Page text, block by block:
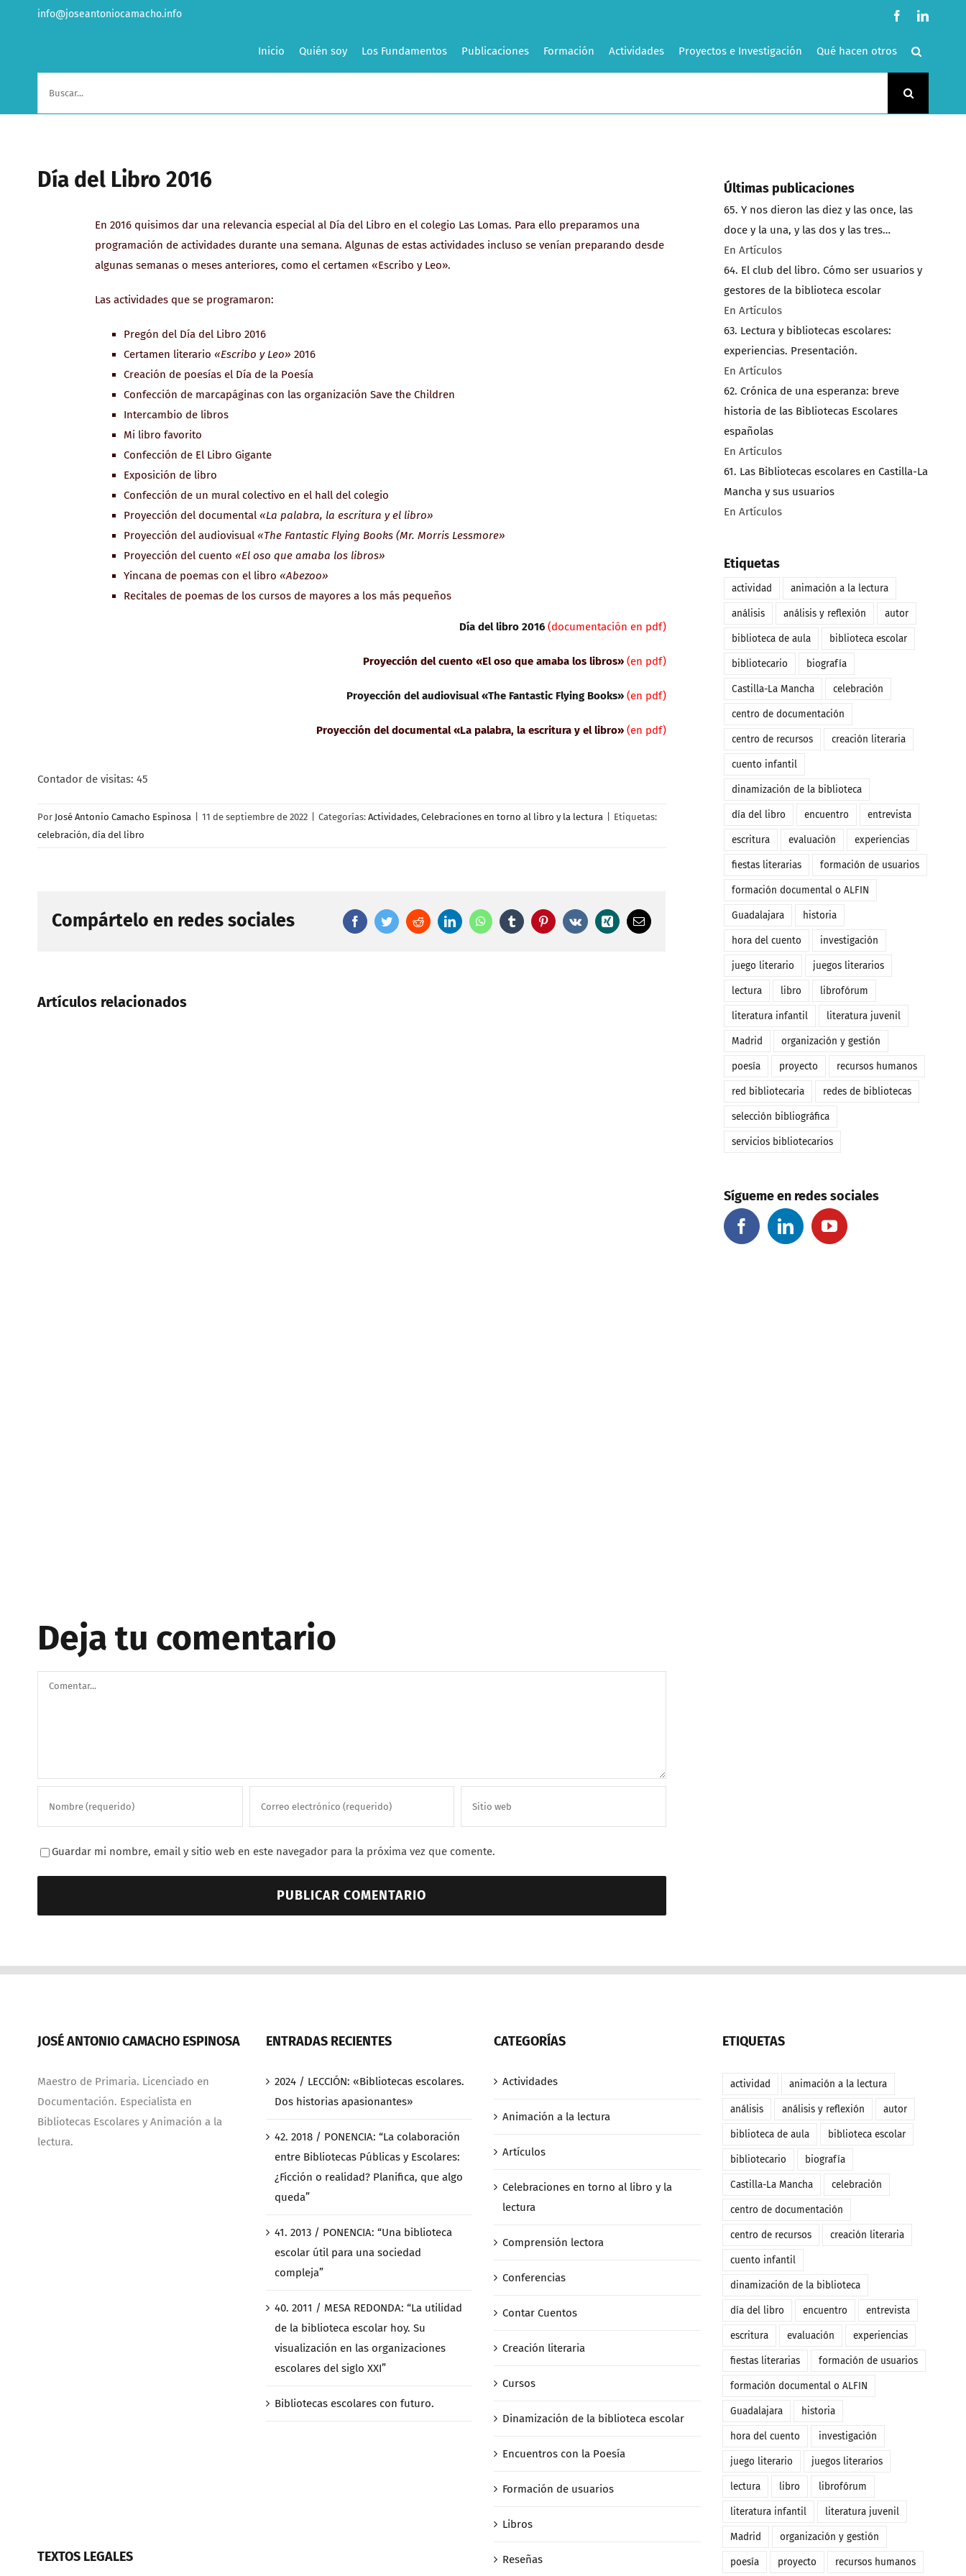
info@joseantoniocamacho.info Facebook
Inicio Quién soy Los Fundamentos Publicaciones Formación Actividades Proyectos e Investigación Qué hacen otros
Día del Libro 2016
En 2016 quisimos dar una relevancia especial al Día del Libro en el colegio Las Lomas. Para ello preparamos una
programación de actividades durante una semana. Algunas de estas actividades incluso se venían preparando desde
algunas semanas o meses anteriores, como el certamen «Escribo y Leo».
Las actividades que se programaron:
Pregón del Día del Libro 2016
Certamen literario «Escribo y Leo» 2016
Creación de poesías el Día de la Poesía
Confección de marcapáginas con las organización Save the Children
Intercambio de libros
Mi libro favorito
Confección de El Libro Gigante
Exposición de libro
Confección de un mural colectivo en el hall del colegio
Proyección del documental «La palabra, la escritura y el libro»
Proyección del audiovisual «The Fantastic Flying Books (Mr. Morris Lessmore»
Proyección del cuento «El oso que amaba los libros»
Yincana de poemas con el libro «Abezoo»
Recitales de poemas de los cursos de mayores a los más pequeños
Día del libro 2016 (documentación en pdf)
Proyección del cuento «El oso que amaba los libros» (en pdf)
Proyección del audiovisual «The Fantastic Flying Books»(en pdf)
Proyección del documental «La palabra, la escritura y el libro» (en pdf)
Contador de visitas: 45
Por José Antonio Camacho Espinosa 11 de septiembre de 2022 Categorías: Actividades, Celebraciones en torno al libro y la lectura
Etiquetas:
celebración, día del libro
Compártelo en redes sociales FacebookTwitterRedditLinkedInWhatsAppTumblr Pinterest
Vk Xing
Correo
electrónico
Artículos relacionados
Deja tu comentario
Comentar
Guardar mi nombre, email y sitio web en este navegador para la próxima vez que comente.
Últimas publicaciones
65. Y nos dieron las diez y las once, las
doce y la una, y las dos y las tres…
En Artículos
64. El club del libro. Cómo ser usuarios y
gestores de la biblioteca escolar
En Artículos
63. Lectura y bibliotecas escolares:
experiencias. Presentación.
En Artículos
62. Crónica de una esperanza: breve
historia de las Bibliotecas Escolares
españolas
En Artículos
61. Las Bibliotecas escolares en Castilla-La
Mancha y sus usuarios
En Artículos
Etiquetas
actividad animación a la lectura
análisis análisis y reflexión autor
biblioteca de aula biblioteca escolar
bibliotecario biografía
Castilla-La Mancha celebración
centro de documentación
centro de recursos creación literaria
cuento infantil
dinamización de la biblioteca
día del libro encuentro entrevista
escritura evaluación experiencias
fiestas literarias formación de usuarios
formación documental o ALFIN
Guadalajara historia
hora del cuento investigación
juego literario juegos literarios
lectura libro librofórum
literatura infantil literatura juvenil
Madrid organización y gestión
poesía proyecto recursos humanos
red bibliotecaria redes de bibliotecas
selección bibliográfica
servicios bibliotecarios
Sígueme en redes sociales
JOSÉ ANTONIO CAMACHO ESPINOSA
Maestro de Primaria. Licenciado en
Documentación. Especialista en
Bibliotecas Escolares y Animación a la
lectura.
TEXTOS LEGALES
ENTRADAS RECIENTES
2024 / LECCIÓN: «Bibliotecas escolares.
Dos historias apasionantes»
42. 2018 / PONENCIA: “La colaboración
entre Bibliotecas Públicas y Escolares:
¿Ficción o realidad? Planifica, que algo
queda”
41. 2013 / PONENCIA: “Una biblioteca
escolar útil para una sociedad
compleja”
40. 2011 / MESA REDONDA: “La utilidad
de la biblioteca escolar hoy. Su
visualización en las organizaciones
escolares del siglo XXI”
Bibliotecas escolares con futuro.
CATEGORÍAS
Actividades
Animación a la lectura
Artículos
Celebraciones en torno al libro y la
lectura
Comprensión lectora
Conferencias
Contar Cuentos
Creación literaria
Cursos
Dinamización de la biblioteca escolar
Encuentros con la Poesía
Formación de usuarios
Libros
Reseñas
ETIQUETAS
actividad animación a la lectura
análisis análisis y reflexión autor
biblioteca de aula biblioteca escolar
bibliotecario biografía
Castilla-La Mancha celebración
centro de documentación
centro de recursos creación literaria
cuento infantil
dinamización de la biblioteca
día del libro encuentro entrevista
escritura evaluación experiencias
fiestas literarias formación de usuarios
formación documental o ALFIN
Guadalajara historia
hora del cuento investigación
juego literario juegos literarios
lectura libro librofórum
literatura infantil literatura juvenil
Madrid organización y gestión
poesía proyecto recursos humanos